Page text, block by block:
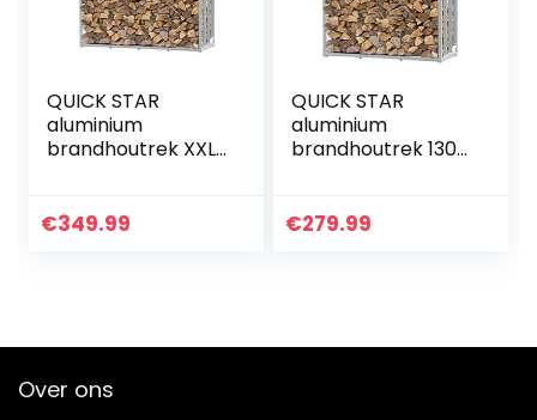
QUICK STAR
aluminium
brandhoutrek XXL
brandhoutopslag
€349.99
QUICK STAR
aluminium
brandhoutrek 130 x
1,6 m3
€279.99
Over ons